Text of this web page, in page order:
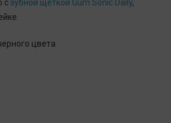
сзубной щеткой Gum Sonic Daily,
цвета